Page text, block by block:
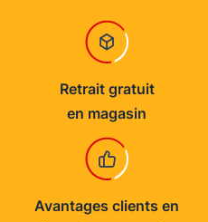
Retrait gratuit
en magasin
Avantages clients en